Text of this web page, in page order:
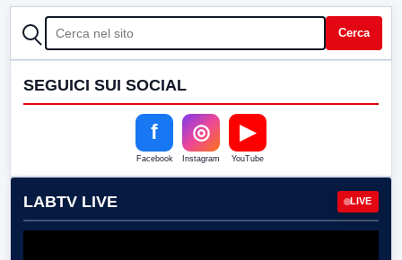
CERCA Cerca
SEGUICI SUI SOCIAL
f
Facebook
◎
Instagram
▶
YouTube
LABTV LIVE LIVE